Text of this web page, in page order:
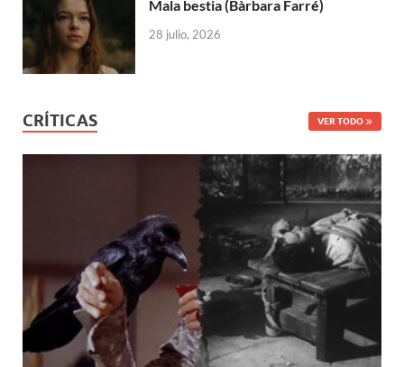
Mala bestia (Bàrbara Farré)
28 julio, 2026
CRÍTICAS VER TODO